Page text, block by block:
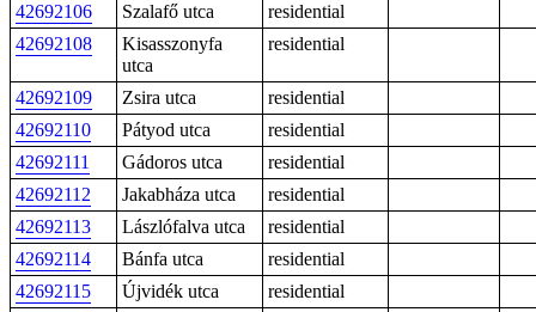
42692106
Szalafő utca
residential
42692108
Kisasszonyfa
utca
residential
42692109 Zsira utca
residential
42692110
Pátyod utca
residential
42692111
Gádoros utca
residential
42692112
Jakabháza utca
residential
42692113
Lászlófalva utca
residential
42692114
Bánfa utca
residential
42692115
Újvidék utca
residential